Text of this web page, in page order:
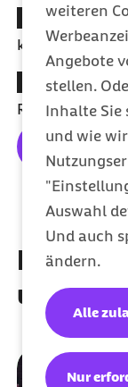
weiteren
Angebote
stellen.
Inhalte Sie
und wie
Auswahl
Und auch
ändern.
Nur
Alle
Kostenfrei
kostenfrei
Gut geschützt:
Alle Vorteile
und